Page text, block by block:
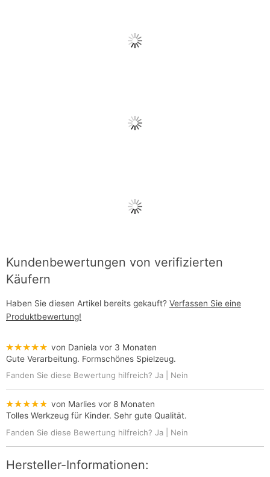
Kundenbewertungen von verifizierten
Käufern
Haben Sie diesen Artikel bereits gekauft? Verfassen Sie eine
Produktbewertung!
★★★★★ von Daniela vor 3 Monaten
Gute Verarbeitung. Formschönes Spielzeug.
Fanden Sie diese Bewertung hilfreich? Ja Nein
★★★★★ von Marlies vor 8 Monaten
Tolles Werkzeug für Kinder. Sehr gute Qualität.
Fanden Sie diese Bewertung hilfreich? Ja Nein
Hersteller-Informationen: